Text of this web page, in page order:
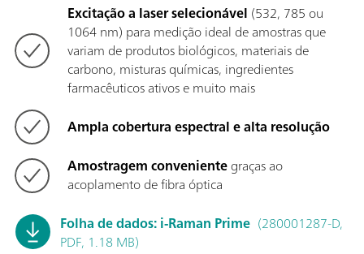
Excitação a laser selecionável (532, 785 ou
1064 nm) para medição ideal de amostras que
variam de produtos biológicos, materiais de
carbono, misturas químicas, ingredientes
farmacêuticos ativos e muito mais
Ampla cobertura espectral e alta resolução
Amostragem convenientegraças ao
acoplamento de fibra óptica
Folha de dados: i-Raman Prime (280001287-D,
PDF, 1.18 MB)